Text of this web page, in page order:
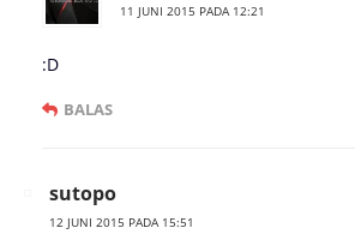
11 JUNI 2015 PADA 12:21
:D
BALAS
sutopo
12 JUNI 2015 PADA 15:51